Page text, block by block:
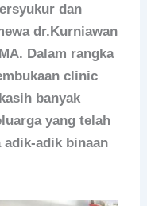
dan
dr.Kurniawan
Dalam rangka
clinic
banyak
yang telah
adik-adik binaan